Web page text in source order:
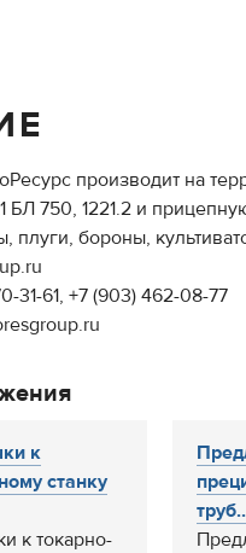
производит на
БЛ 750, 1221.2 и
плуги, бороны,
31-61, +7 (903) 462-08-77
к
станку
к токарно-